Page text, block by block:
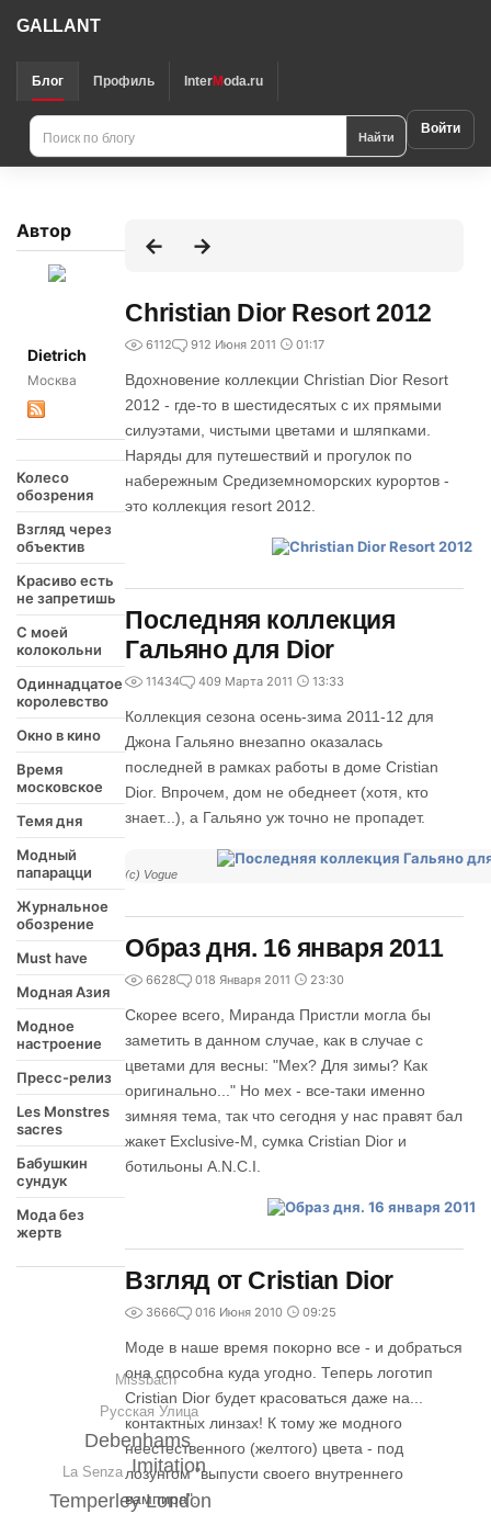
GALLANT
Блог Профиль InterModa.ru
Найти Войти
Автор
Dietrich
Москва
Колесо
обозрения
Взгляд через
объектив
Красиво есть
не запретишь
С моей
колокольни
Одиннадцатое
королевство
Окно в кино
Время
московское
Темя дня
Модный
папарацци
Журнальное
обозрение
Must have
Модная Азия
Модное
настроение
Пресс-релиз
Les Monstres
sacres
Бабушкин
сундук
Мода без
жертв
Temperley London
Imitation
Debenhams
Русская Улица
La Senza
Missbach
Christian Dior Resort 2012
6112 912 Июня 2011 01:17
Вдохновение коллекции Christian Dior Resort
2012 - где-то в шестидесятых с их прямыми
силуэтами, чистыми цветами и шляпками.
Наряды для путешествий и прогулок по
набережным Средиземноморских курортов -
это коллекция resort 2012.
Последняя коллекция
Гальяно для Dior
11434 409 Марта 2011 13:33
Коллекция сезона осень-зима 2011-12 для
Джона Гальяно внезапно оказалась
последней в рамках работы в доме Cristian
Dior. Впрочем, дом не обеднеет (хотя, кто
знает...), а Гальяно уж точно не пропадет.
(с) Vogue
Образ дня. 16 января 2011
6628 018 Января 2011 23:30
Скорее всего, Миранда Пристли могла бы
заметить в данном случае, как в случае с
цветами для весны: "Мех? Для зимы? Как
оригинально..." Но мех - все-таки именно
зимняя тема, так что сегодня у нас правят бал
жакет Exclusive-M, сумка Cristian Dior и
ботильоны A.N.C.I.
Взгляд от Cristian Dior
3666 016 Июня 2010 09:25
Моде в наше время покорно все - и добраться
она способна куда угодно. Теперь логотип
Cristian Dior будет красоваться даже на...
контактных линзах! К тому же модного
неестественного (желтого) цвета - под
лозунгом "выпусти своего внутреннего
вампира".